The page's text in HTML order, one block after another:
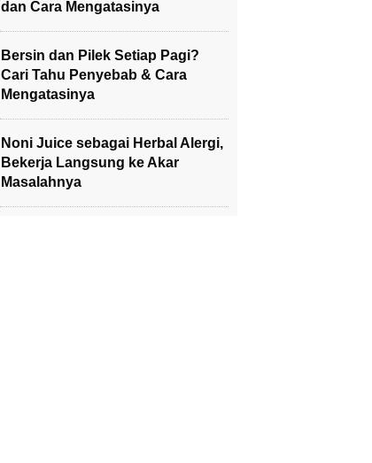
dan Cara Mengatasinya
Bersin dan Pilek Setiap Pagi?
Cari Tahu Penyebab & Cara
Mengatasinya
Noni Juice sebagai Herbal Alergi,
Bekerja Langsung ke Akar
Masalahnya